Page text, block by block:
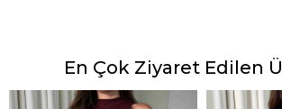
En Çok Ziyaret Edilen